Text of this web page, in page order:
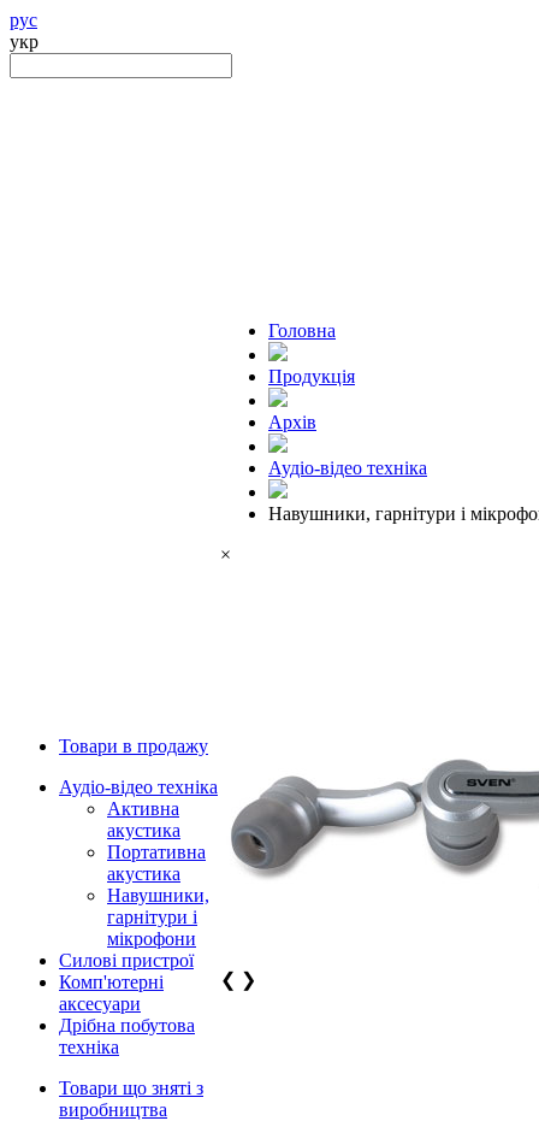
рус
укр
Товари в продажу
Аудіо-відео техніка
Активна
акустика
Портативна
акустика
Навушники,
гарнітури і
мікрофони
Силові пристрої
Комп'ютерні
аксесуари
Дрібна побутова
техніка
Товари що зняті з
виробництва
Головна
Продукцiя
Архів
Аудіо-відео техніка
Навушники, гарнітури і
×
❮ ❯